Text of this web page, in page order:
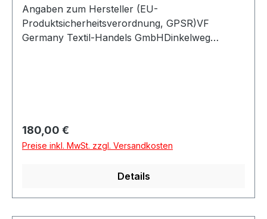
Angaben zum Hersteller (EU-
Produktsicherheitsverordnung, GPSR)VF
Germany Textil-Handels GmbHDinkelweg
Regulärer Preis:
180,00 €
Preise inkl. MwSt. zzgl. Versandkosten
Details